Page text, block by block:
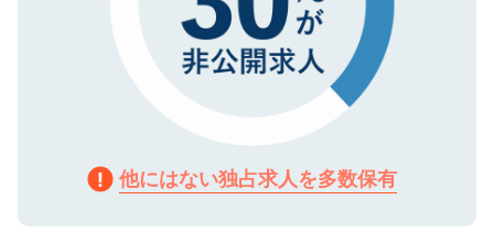
他にはない独占求人を多数保有